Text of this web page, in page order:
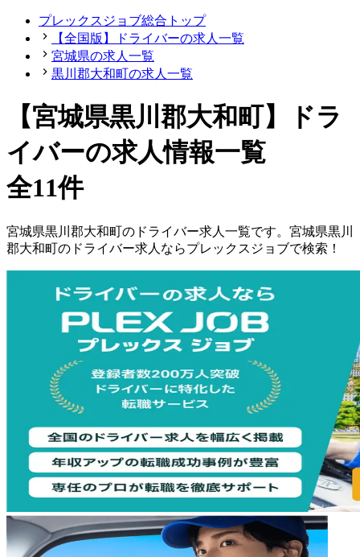
プレックスジョブ総合トップ
【全国版】ドライバーの求人一覧
宮城県の求人一覧
黒川郡大和町の求人一覧
【宮城県黒川郡大和町】ドラ
イバーの求人情報一覧
全11件
宮城県黒川郡大和町の ドライバー求人一覧です。 宮城県黒川
郡大和町の ドライバー求人ならプレックスジョブで検索！